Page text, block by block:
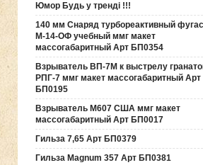
Юмор Будь у тренді !!!
140 мм Снаряд турбореактивный
М-14-ОФ учебный ммг макет
массогабаритный Арт БП0354
Взрыватель ВП-7М к выстрелу
РПГ-7 ммг макет массогабаритный Арт
БП0195
Взрыватель М607 США ммг макет
массогабаритный Арт БП0017
Гильза 7,65 Арт БП0379
Гильза Magnum 357 Арт БП0381